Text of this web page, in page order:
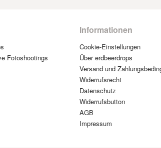
Fotoshootings
Informationen
Cookie-Einstellungen
Über erdbeerdrops
Versand und
Widerrufsrecht
Datenschutz
Widerrufsbutton
AGB
Impressum